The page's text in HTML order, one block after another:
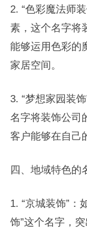
2. “色彩魔法师
素，这个名字将
能够运用色彩的
家居空间。
3. “梦想家园装
名字将装饰公司
客户能够在自己
四、地域特色的
1. “京城装饰”：
饰”这个名字，